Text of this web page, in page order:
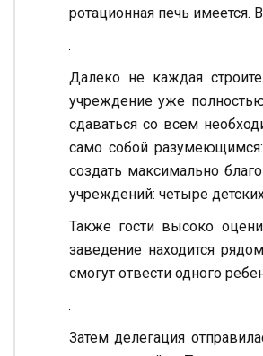
ротационная печь имеется.
Далеко не каждая
учреждение уже
сдаваться со всем
само собой разумеющимся:
создать максимально
учреждений: четыре
Также гости высоко
заведение находится
смогут отвести одного
Затем делегация